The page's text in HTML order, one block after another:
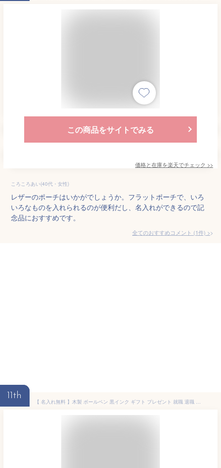
この商品をサイトでみる
価格と在庫を楽天でチェック >>
ころころあい(40代・女性)
レザーのポーチはいかがでしょうか。フラットポーチで、いろ
いろなものを入れられるのが便利だし、名入れができるので記
念品におすすめです。
全てのおすすめコメント (1件) >
11th
【 名入れ無料 】木製 ボールペン 黒インク ギフト プレゼント 就職 退職 卒業 記念品 誕生日 ペン 名入れ ギフト ショップ 記念日のお店 かっこいい 1個から 部活 引退 プレゼント 男性 女性 転勤 お礼 プレゼント 卒業記念品 合格祝い 就職祝い 入社 おしゃれ